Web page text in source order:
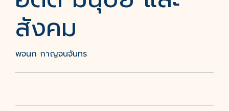
สังคม
พจนก กาญจนจันทร